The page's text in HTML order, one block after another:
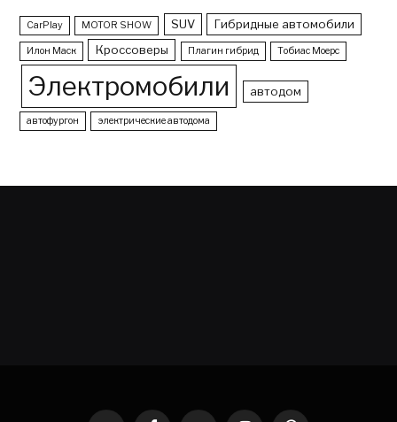
CarPlay MOTOR SHOW SUV Гибридные автомобили
Илон Маск Кроссоверы Плагин гибрид Тобиас Моерс
Электромобили автодом
автофургон электрические автодома